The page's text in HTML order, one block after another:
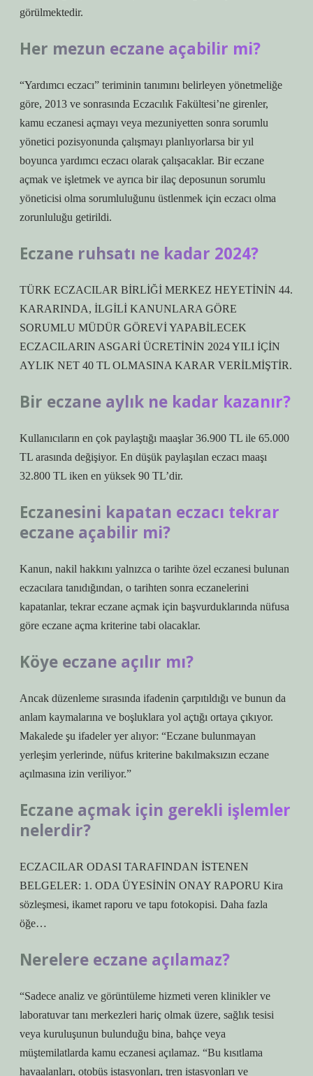
görülmektedir.
Her mezun eczane açabilir mi?
“Yardımcı eczacı” teriminin tanımını belirleyen yönetmeliğe
göre, 2013 ve sonrasında Eczacılık Fakültesi’ne girenler,
kamu eczanesi açmayı veya mezuniyetten sonra sorumlu
yönetici pozisyonunda çalışmayı planlıyorlarsa bir yıl
boyunca yardımcı eczacı olarak çalışacaklar. Bir eczane
açmak ve işletmek ve ayrıca bir ilaç deposunun sorumlu
yöneticisi olma sorumluluğunu üstlenmek için eczacı olma
zorunluluğu getirildi.
Eczane ruhsatı ne kadar 2024?
TÜRK ECZACILAR BİRLİĞİ MERKEZ HEYETİNİN 44.
KARARINDA, İLGİLİ KANUNLARA GÖRE
SORUMLU MÜDÜR GÖREVİ YAPABİLECEK
ECZACILARIN ASGARİ ÜCRETİNİN 2024 YILI İÇİN
AYLIK NET 40 TL OLMASINA KARAR VERİLMİŞTİR.
Bir eczane aylık ne kadar kazanır?
Kullanıcıların en çok paylaştığı maaşlar 36.900 TL ile 65.000
TL arasında değişiyor. En düşük paylaşılan eczacı maaşı
32.800 TL iken en yüksek 90 TL’dir.
Eczanesini kapatan eczacı tekrar
eczane açabilir mi?
Kanun, nakil hakkını yalnızca o tarihte özel eczanesi bulunan
eczacılara tanıdığından, o tarihten sonra eczanelerini
kapatanlar, tekrar eczane açmak için başvurduklarında nüfusa
göre eczane açma kriterine tabi olacaklar.
Köye eczane açılır mı?
Ancak düzenleme sırasında ifadenin çarpıtıldığı ve bunun da
anlam kaymalarına ve boşluklara yol açtığı ortaya çıkıyor.
Makalede şu ifadeler yer alıyor: “Eczane bulunmayan
yerleşim yerlerinde, nüfus kriterine bakılmaksızın eczane
açılmasına izin veriliyor.”
Eczane açmak için gerekli işlemler
nelerdir?
ECZACILAR ODASI TARAFINDAN İSTENEN
BELGELER: 1. ODA ÜYESİNİN ONAY RAPORU Kira
sözleşmesi, ikamet raporu ve tapu fotokopisi. Daha fazla
öğe…
Nerelere eczane açılamaz?
“Sadece analiz ve görüntüleme hizmeti veren klinikler ve
laboratuvar tanı merkezleri hariç olmak üzere, sağlık tesisi
veya kuruluşunun bulunduğu bina, bahçe veya
müştemilatlarda kamu eczanesi açılamaz. “Bu kısıtlama
havaalanları, otobüs istasyonları, tren istasyonları ve